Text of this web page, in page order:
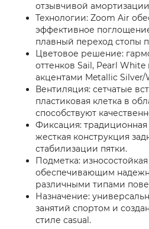
отзывчивой
Технологии: Zoom Air
эффективное
плавный переход стопы
Цветовое решение:
оттенков Sail, Pearl
акцентами Metallic Silver/
Вентиляция: сетчатые
пластиковая клетка в
способствуют
Фиксация:
жесткая конструкция
стабилизации пятки.
Подметка:
обеспечивающим
различными типами
Назначение:
занятий спортом и
стиле casual.